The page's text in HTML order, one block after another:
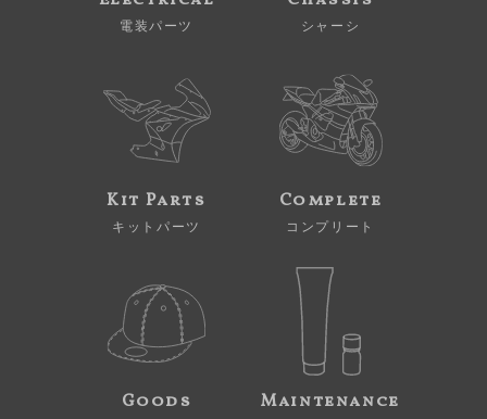
電装パーツ シャーシ
Kit Parts
キットパーツ
Complete
コンプリート
Goods Maintenance